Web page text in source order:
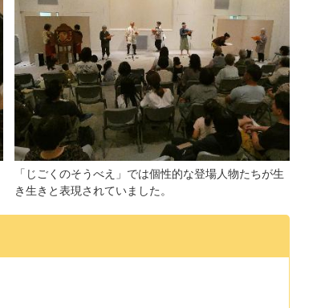
「じごくのそうべえ」では個性的な登場人物たちが生
き生きと表現されていました。